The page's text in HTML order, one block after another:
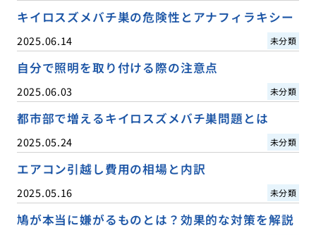
キイロスズメバチ巣の危険性とアナフィラキシー
2025.06.14 未分類
自分で照明を取り付ける際の注意点
2025.06.03 未分類
都市部で増えるキイロスズメバチ巣問題とは
2025.05.24 未分類
エアコン引越し費用の相場と内訳
2025.05.16 未分類
鳩が本当に嫌がるものとは？効果的な対策を解説